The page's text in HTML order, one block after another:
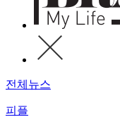
전체뉴스
피플